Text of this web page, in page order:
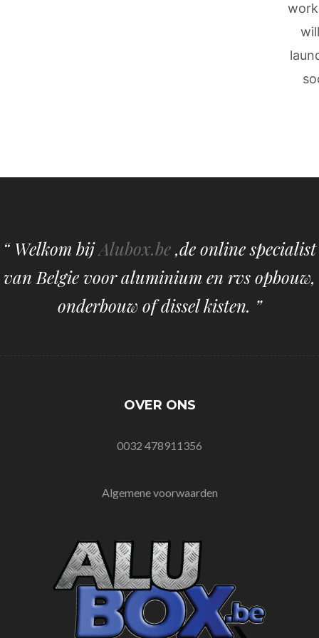
“ Welkom bijAlubox.be,de online specialist
van Belgie voor aluminium en rvs opbouw,
onderbouw of dissel kisten. ”
OVER ONS
0032 478911356
Algemene voorwaarden